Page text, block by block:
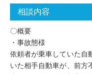
相談内容
〇概要
・事故態様
依頼者が乗車していた自
いた相手自動車が、前方